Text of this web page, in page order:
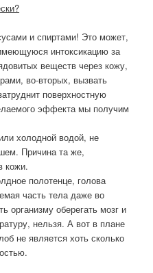
и спиртами! Это может,
интоксикацию за
веществ через кожу,
во-вторых, вызвать
поверхностную
эффекта мы получим
холодной водой, не
Причина та же,
кожи.
полотенце, голова
часть тела даже во
организму оберегать мозг и
нельзя. А вот в плане
не является хоть сколько